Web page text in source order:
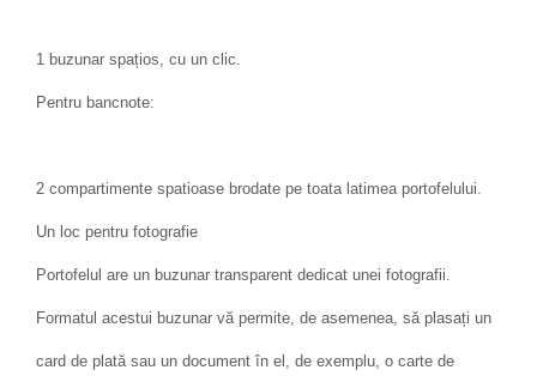
1 buzunar spațios, cu un clic.
Pentru bancnote:
2 compartimente spatioase brodate pe toata latimea portofelului.
Un loc pentru fotografie
Portofelul are un buzunar transparent dedicat unei fotografii.
Formatul acestui buzunar vă permite, de asemenea, să plasați un
card de plată sau un document în el, de exemplu, o carte de